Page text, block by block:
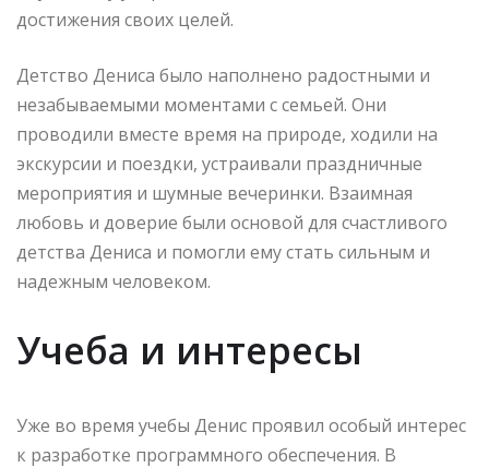
достижения своих целей.
Детство Дениса было наполнено радостными и
незабываемыми моментами с семьей. Они
проводили вместе время на природе, ходили на
экскурсии и поездки, устраивали праздничные
мероприятия и шумные вечеринки. Взаимная
любовь и доверие были основой для счастливого
детства Дениса и помогли ему стать сильным и
надежным человеком.
Учеба и интересы
Уже во время учебы Денис проявил особый интерес
к разработке программного обеспечения. В